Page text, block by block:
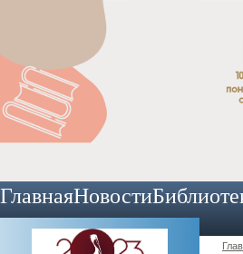
ГлавнаяНовости